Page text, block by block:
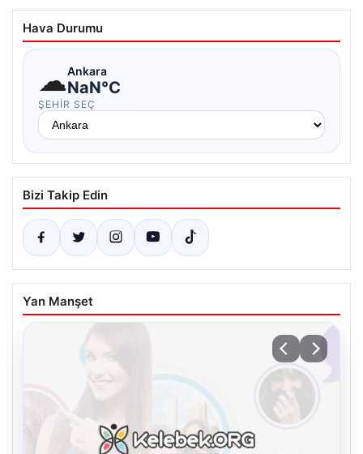
Hava Durumu
☁Ankara
NaN°C
ŞEHIR SEÇ
Bizi Takip Edin
Yan Manşet